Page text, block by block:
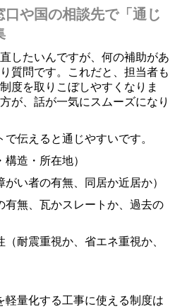
口や国の相談先で「通じ
したいんですが、何の補助があ
質問です。これだと、担当者も
度を取りこぼしやすくなりま
が、話が一気にスムーズになり
伝えると通じやすいです。
造・所在地）
い者の有無、同居か近居か）
有無、瓦かスレートか、過去の
耐震重視か、省エネ重視か、
軽量化する工事に使える制度は